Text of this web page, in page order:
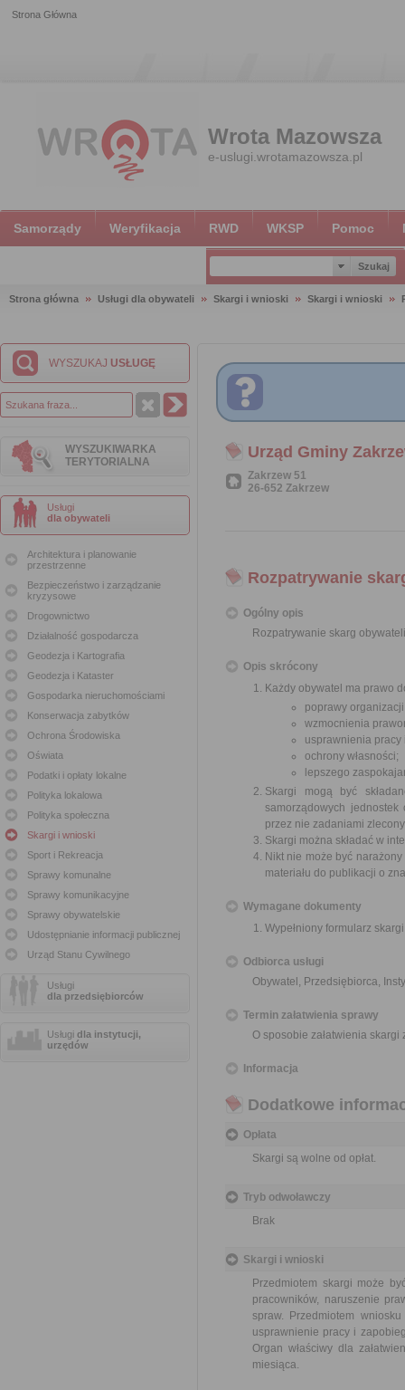
Strona Główna
Wrota Mazowsza
e-uslugi.wrotamazowsza.pl
Samorządy Weryfikacja RWD WKSP Pomoc
Strona główna Usługi dla obywateli Skargi i wnioski Skargi i wnioski
WYSZUKAJ USŁUGĘ
WYSZUKIWARKA
TERYTORIALNA
Usługi
dla obywateli
Architektura i planowanie
przestrzenne
Bezpieczeństwo i zarządzanie
kryzysowe
Drogownictwo
Działalność gospodarcza
Geodezja i Kartografia
Geodezja i Kataster
Gospodarka nieruchomościami
Konserwacja zabytków
Ochrona Środowiska
Oświata
Podatki i opłaty lokalne
Polityka lokalowa
Polityka społeczna
Skargi i wnioski
Sport i Rekreacja
Sprawy komunalne
Sprawy komunikacyjne
Sprawy obywatelskie
Udostępnianie informacji publicznej
Urząd Stanu Cywilnego
Usługi
dla przedsiębiorców
Usługi dla instytucji,
urzędów
Urząd Gminy
Zakrzew 51
26-652 Zakrzew
Rozpatrywanie
Ogólny opis
Rozpatrywanie skarg obywateli
Opis skrócony
Każdy obywatel ma prawo
poprawy
wzmocnienia
usprawnienia
ochrony własności;
lepszego
Skargi mogą być
samorządowych
przez nie zadaniami
Skargi można składać w
Nikt nie może być
materiału do publikacji o
Wymagane dokumenty
Wypełniony formularz
Odbiorca usługi
Obywatel, Przedsiębiorca,
Termin załatwienia sprawy
O sposobie załatwienia
Informacja
Dodatkowe
Opłata
Skargi są wolne od opłat.
Tryb odwoławczy
Brak
Skargi i wnioski
Przedmiotem skargi może
pracowników, naruszenie
spraw. Przedmiotem
usprawnienie pracy i
Organ właściwy dla
miesiąca.